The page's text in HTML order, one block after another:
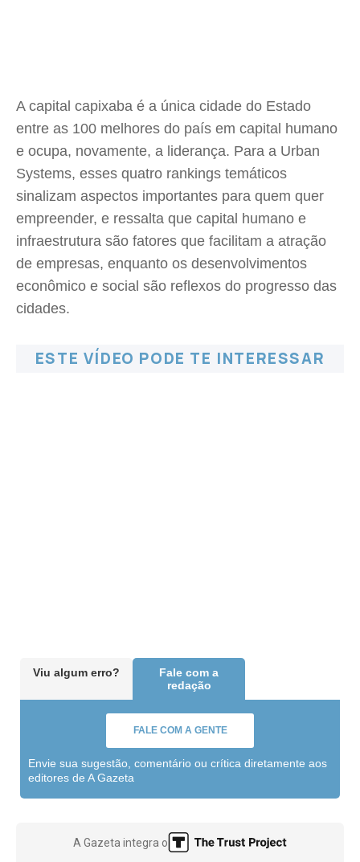
A capital capixaba é a única cidade do Estado
entre as 100 melhores do país em capital humano
e ocupa, novamente, a liderança. Para a Urban
Systems, esses quatro rankings temáticos
sinalizam aspectos importantes para quem quer
empreender, e ressalta que capital humano e
infraestrutura são fatores que facilitam a atração
de empresas, enquanto os desenvolvimentos
econômico e social são reflexos do progresso das
cidades.
ESTE VÍDEO PODE TE INTERESSAR
Viu algum erro?
Fale com a
redação
FALE COM A GENTE
Envie sua sugestão, comentário ou crítica diretamente aos
editores de A Gazeta
A Gazeta integra o